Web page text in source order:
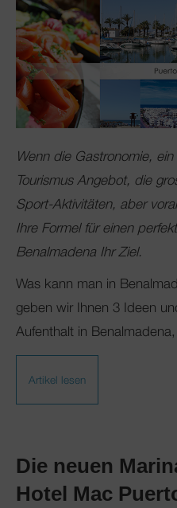
Wenn die Gastronomie,
Tourismus Angebot, die
Sport-Aktivitäten, aber
Ihre Formel für einen
Benalmadena Ihr Ziel.
Was kann man in
geben wir Ihnen 3 Ideen
Aufenthalt in Benalmadena,
Artikel lesen
Die neuen
Hotel Mac